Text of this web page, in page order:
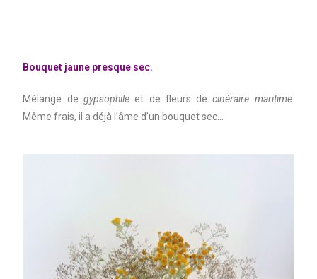
Bouquet jaune presque sec.
Mélange de gypsophileet de fleurs decinéraire maritime.
Même frais, il a déjà l’âme d’un bouquet sec…